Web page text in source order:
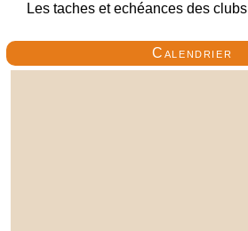
Les taches et echéances des clubs
Calendrier